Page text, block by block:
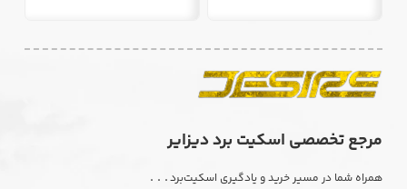
مرجع تخصصی اسکیت برد دیزایر
همراه شما در مسیر خرید و یادگیری اسکیت‌برد. . .